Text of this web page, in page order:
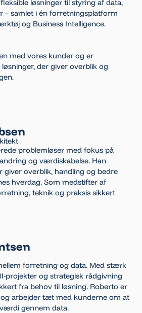
løsninger til styring af data,
– samlet i én forretningsplatform
og Business Intelligence.
med vores kunder og er
der giver overblik og
problemløser med fokus på
og værdiskabelse. Han
giver overblik, handling og bedre
hverdag. Som medstifter af
teknik og praksis sikkert
forretning og data. Med stærk
projekter og strategisk rådgivning
fra behov til løsning. Roberto er
arbejder tæt med kunderne om at
gennem data.